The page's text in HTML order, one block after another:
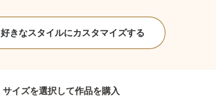
好きなスタイルにカスタマイズする
サイズを選択して作品を購入